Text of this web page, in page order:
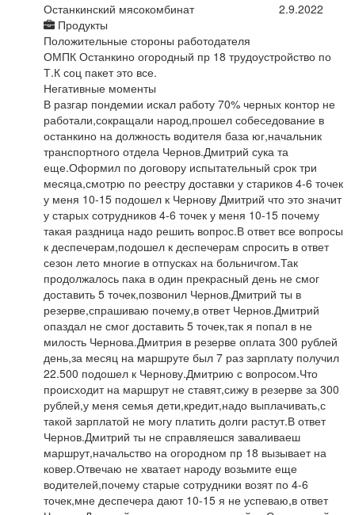
Останкинский мясокомбинат
Продукты
2.9.2022
Положительные стороны работодателя
ОМПК Останкино огородный пр 18 трудоустройство по
Т.К соц пакет это все.
Негативные моменты
В разгар пондемии искал работу 70% черных контор не
работали,сокращали народ,прошел собеседование в
останкино на должность водителя база юг,начальник
транспортного отдела Чернов.Дмитрий сука та
еще.Оформил по договору испытательный срок три
месяца,смотрю по реестру доставки у стариков 4-6 точек
у меня 10-15 подошел к Чернову Дмитрий что это значит
у старых сотрудников 4-6 точек у меня 10-15 почему
такая раздница надо решить вопрос.В ответ все вопросы
к деспечерам,подошел к деспечерам спросить в ответ
сезон лето многие в отпусках на больничгом.Так
продолжалось пака в один прекрасный день не смог
доставить 5 точек,позвонил Чернов.Дмитрий ты в
резерве,спрашиваю почему,в ответ Чернов.Дмитрий
опаздал не смог доставить 5 точек,так я попал в не
милость Чернова.Дмитрия в резерве оплата 300 рублей
день,за месяц на маршруте был 7 раз зарплату получил
22.500 подошел к Чернову.Дмитрию с вопросом.Что
происходит на маршрут не ставят,сижу в резерве за 300
рублей,у меня семья дети,кредит,надо выплачивать,с
такой зарплатой не могу платить долги растут.В ответ
Чернов.Дмитрий ты не справляешся заваливаеш
маршрут,начальство на огородном пр 18 вызывает на
ковер.Отвечаю не хватает народу возьмите еще
водителей,почему старые сотрудники возят по 4-6
точек,мне деспечера дают 10-15 я не успеваю,в ответ